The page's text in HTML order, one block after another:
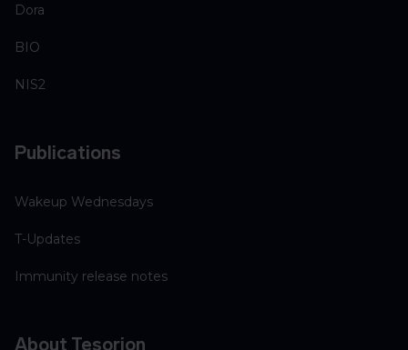
Dora
BIO
NIS2
Publications
Wakeup Wednesdays
T-Updates
Immunity release notes
About Tesorion